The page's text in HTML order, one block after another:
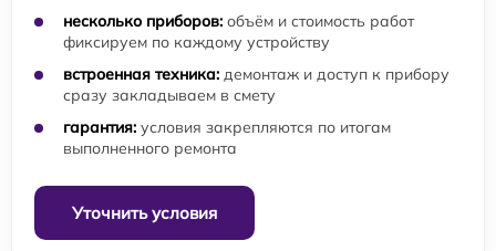
несколько приборов: объём и стоимость работ
фиксируем по каждому устройству
встроенная техника: демонтаж и доступ к прибору
сразу закладываем в смету
гарантия: условия закрепляются по итогам
выполненного ремонта
Уточнить условия